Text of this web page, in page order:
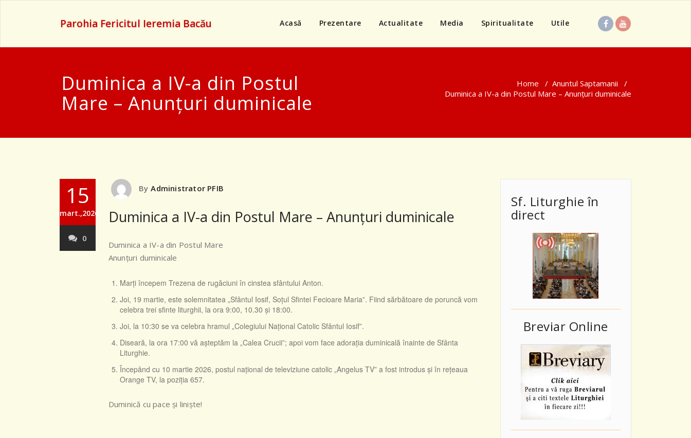
Parohia Fericitul Ieremia Bacău Acasă Prezentare Actualitate Media Spiritualitate Utile
Duminica a IV-a din Postul
Mare – Anunţuri duminicale
Home /Anuntul Saptamanii /
Duminica a IV-a din Postul Mare – Anunţuri duminicale
15
mart.,2026
0
By Administrator PFIB
Duminica a IV-a din Postul Mare – Anunţuri duminicale
Duminica a IV-a din Postul Mare
Anunţuri duminicale
Marţi începem Trezena de rugăciuni în cinstea sfântului Anton.
Joi, 19 martie, este solemnitatea „Sfântul Iosif, Soţul Sfintei Fecioare Maria”. Fiind sărbătoare de poruncă vom
celebra trei sfinte liturghii, la ora 9:00, 10.30 şi 18:00.
Joi, la 10:30 se va celebra hramul „Colegiului Naţional Catolic Sfântul Iosif”.
Diseară, la ora 17:00 vă așteptăm la „Calea Crucii”; apoi vom face adorația duminicală înainte de Sfânta
Liturghie.
Începând cu 10 martie 2026, postul naţional de televiziune catolic „Angelus TV” a fost introdus și în reţeaua
Orange TV, la poziţia 657.
Duminică cu pace şi linişte!
Sf. Liturghie în
direct
Breviar Online